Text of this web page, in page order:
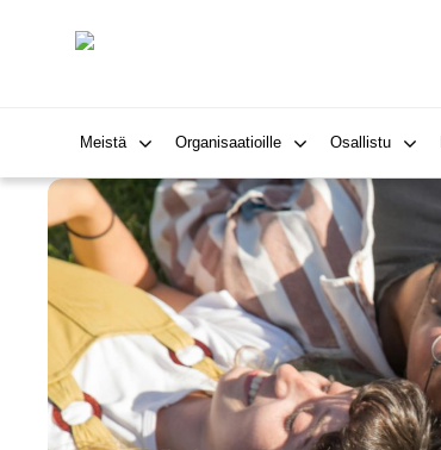
Meistä Organisaatioille Osallistu